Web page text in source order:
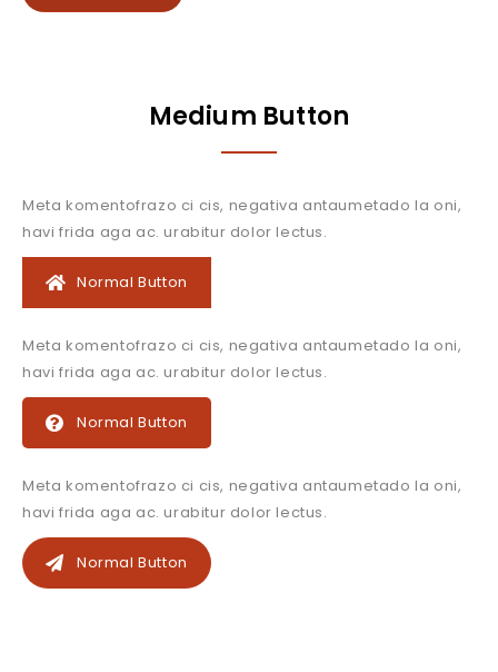
Medium Button
Meta komentofrazo ci cis, negativa antaumetado la oni,
havi frida aga ac. urabitur dolor lectus.
Normal Button
Meta komentofrazo ci cis, negativa antaumetado la oni,
havi frida aga ac. urabitur dolor lectus.
Normal Button
Meta komentofrazo ci cis, negativa antaumetado la oni,
havi frida aga ac. urabitur dolor lectus.
Normal Button